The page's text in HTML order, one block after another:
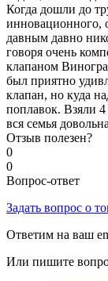
Когда дошли до
инновационного,
давным давно
говоря очень
клапаном
был приятно
клапан, но куда
поплавок. Взяли
вся семья
Отзыв полезен?
0
0
Вопрос-ответ
Задать вопрос о
Ответим на ваш
Или пишите